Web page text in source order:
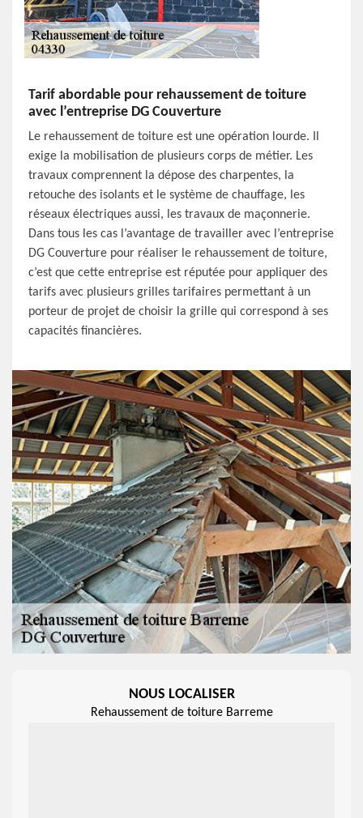
Tarif abordable pour rehaussement de toiture
avec l’entreprise DG Couverture
Le rehaussement de toiture est une opération lourde. Il
exige la mobilisation de plusieurs corps de métier. Les
travaux comprennent la dépose des charpentes, la
retouche des isolants et le système de chauffage, les
réseaux électriques aussi, les travaux de maçonnerie.
Dans tous les cas l’avantage de travailler avec l’entreprise
DG Couverture pour réaliser le rehaussement de toiture,
c’est que cette entreprise est réputée pour appliquer des
tarifs avec plusieurs grilles tarifaires permettant à un
porteur de projet de choisir la grille qui correspond à ses
capacités financières.
NOUS LOCALISER
Rehaussement de toiture Barreme